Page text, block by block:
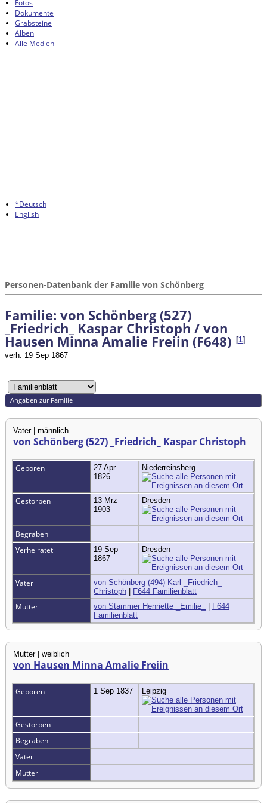
Fotos
Dokumente
Grabsteine
Alben
Alle Medien
*Deutsch
English
Personen-Datenbank der Familie von Schönberg
Familie: von Schönberg (527)
_Friedrich_ Kaspar Christoph / von
Hausen Minna Amalie Freiin (F648) [1]
verh. 19 Sep 1867
Angaben zur Familie
Vater | männlich
von Schönberg (527) _Friedrich_ Kaspar Christoph
Geboren
27 Apr
1826
Niederreinsberg
Gestorben
13 Mrz
1903
Dresden
Begraben
Verheiratet
19 Sep
1867
Dresden
Vater
von Schönberg (494) Karl _Friedrich_
Christoph | F644 Familienblatt
Mutter von Stammer Henriette _Emilie_ | F644
Familienblatt
Mutter | weiblich
von Hausen Minna Amalie Freiin
Geboren 1 Sep 1837 Leipzig
Gestorben
Begraben
Vater
Mutter